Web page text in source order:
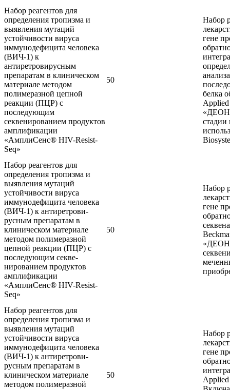
Набор реагентов для
определения тропизма и
выявления мутаций
устойчивости вируса
иммунодефицита человека
(ВИЧ-1) к
антиретровирусным
препаратам в клиническом
материале методом
полимеразной цепной
реакции (ПЦР) с
последующим
секвенированием продуктов
амплификации
«АмплиСенс® HIV-Resist-
Seq»
50
Набор
гене
белка
стадии
Набор реагентов для
определения тропизма и
выявления мутаций
устойчивости вируса
иммунодефицита человека
(ВИЧ-1) к антиретрови-
русным препаратам в
клиническом материале
методом полимеразной
цепной реакции (ПЦР) с
последующим секве-
нированием продуктов
амплификации
«АмплиСенс® HIV-Resist-
Seq»
50
Набор
гене
Набор реагентов для
определения тропизма и
выявления мутаций
устойчивости вируса
иммунодефицита человека
(ВИЧ-1) к антиретрови-
русным препаратам в
клиническом материале
методом полимеразной
50
Набор
гене
Applied